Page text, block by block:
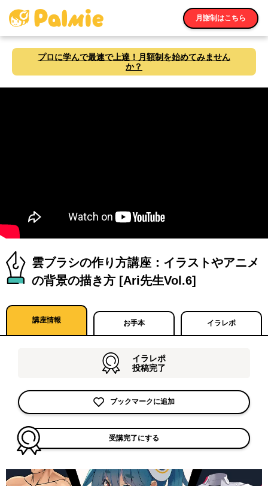
月謝制はこちら
プロに学んで最速で上達！月額制を始めてみません
か？
雲ブラシの作り方講座：イラストやアニメ
の背景の描き方 [Ari先生Vol.6]
講座情報 お手本 イラレポ
イラレポ
投稿完了
ブックマークに追加
受講完了にする